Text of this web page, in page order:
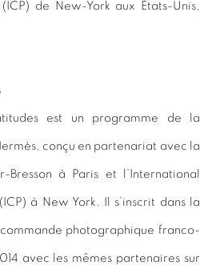
de New-York aux États-Unis,
est un programme de la
conçu en partenariat avec la
Bresson à Paris et l’International
à New York. Il s’inscrit dans la
photographique franco-
avec les mêmes partenaires sur